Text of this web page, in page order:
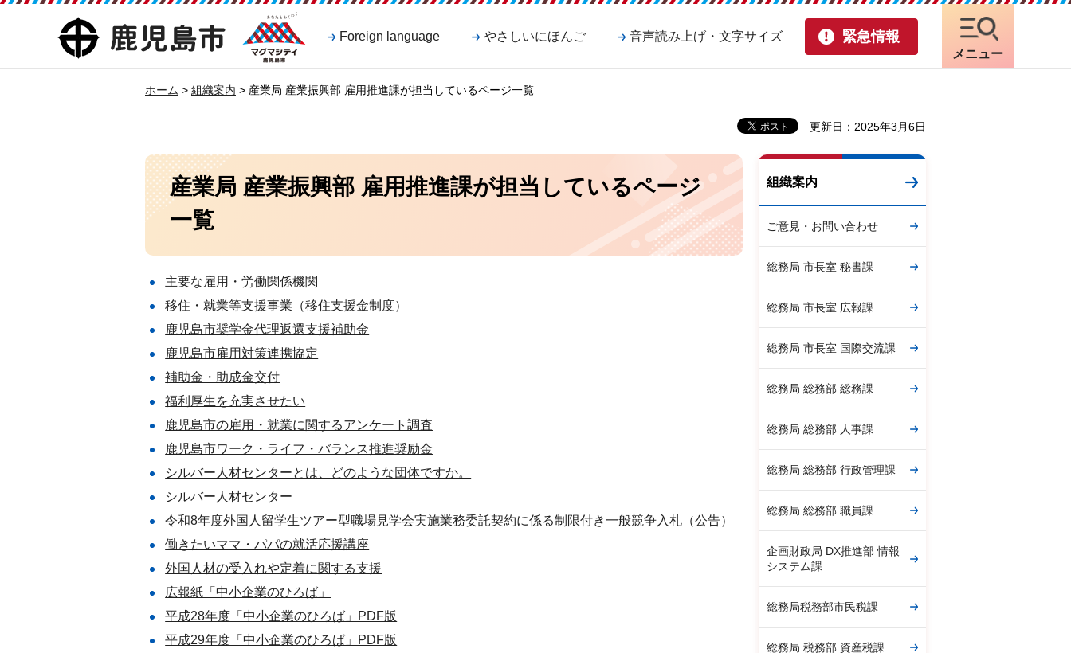
鹿児島市
マグマシティ
鹿児島市
Foreign language やさしいにほんご 音声読み上げ・文字サイズ 緊急情報
メニュー
ホーム > 組織案内 > 産業局 産業振興部 雇用推進課が担当しているページ一覧
更新日：2025年3月6日
産業局 産業振興部 雇用推進課が担当しているページ
一覧
主要な雇用・労働関係機関
移住・就業等支援事業（移住支援金制度）
鹿児島市奨学金代理返還支援補助金
鹿児島市雇用対策連携協定
補助金・助成金交付
福利厚生を充実させたい
鹿児島市の雇用・就業に関するアンケート調査
鹿児島市ワーク・ライフ・バランス推進奨励金
シルバー人材センターとは、どのような団体ですか。
シルバー人材センター
令和8年度外国人留学生ツアー型職場見学会実施業務委託契約に係る制限付き一般競争入札（公告）
働きたいママ・パパの就活応援講座
外国人材の受入れや定着に関する支援
広報紙「中小企業のひろば」
平成28年度「中小企業のひろば」PDF版
平成29年度「中小企業のひろば」PDF版
組織案内
ご意見・お問い合わせ
総務局 市長室 秘書課
総務局 市長室 広報課
総務局 市長室 国際交流課
総務局 総務部 総務課
総務局 総務部 人事課
総務局 総務部 行政管理課
総務局 総務部 職員課
企画財政局 DX推進部 情報
システム課
総務局税務部市民税課
総務局 税務部 資産税課